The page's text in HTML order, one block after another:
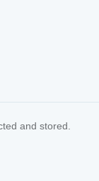
and stored.